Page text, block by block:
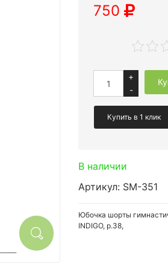
750
+
-
Купить в 1 клик
В наличии
Артикул: SM-351
Юбочка шорты
INDIGO, р.38,